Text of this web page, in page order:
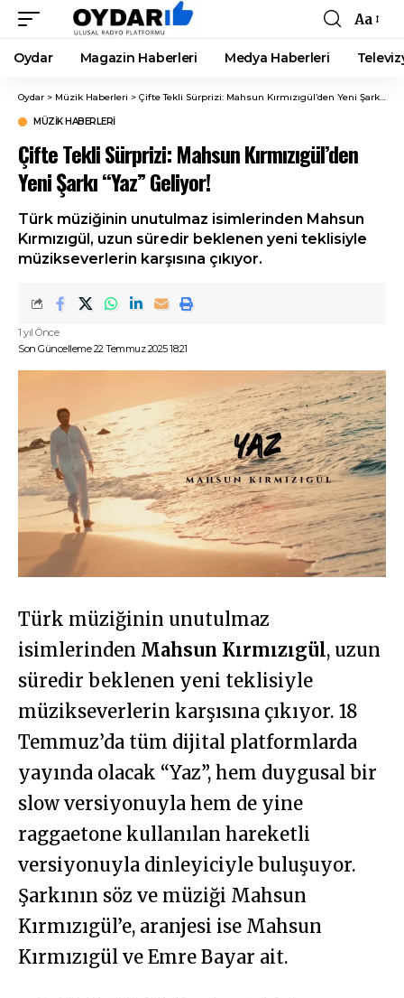
Font
Resizer
Aa
Oydar Magazin Haberleri Medya Haberleri
Oydar > Müzik Haberleri > Çifte Tekli Sürprizi: Mahsun Kırmızıgül’den Yeni Şarkı “Yaz” Geliyor!
MÜZIK HABERLERI
Çifte Tekli Sürprizi: Mahsun Kırmızıgül’den
Yeni Şarkı “Yaz” Geliyor!
Türk müziğinin unutulmaz isimlerinden Mahsun
Kırmızıgül, uzun süredir beklenen yeni teklisiyle
müzikseverlerin karşısına çıkıyor.
Son Güncelleme 22 Temmuz 2025 18:21
1 yıl Önce
Türk müziğinin unutulmaz
isimlerinden Mahsun Kırmızıgül, uzun
süredir beklenen yeni teklisiyle
müzikseverlerin karşısına çıkıyor. 18
Temmuz’da tüm dijital platformlarda
yayında olacak “Yaz”, hem duygusal bir
slow versiyonuyla hem de yine
raggaetone kullanılan hareketli
versiyonuyla dinleyiciyle buluşuyor.
Şarkının söz ve müziği Mahsun
Kırmızıgül’e, aranjesi ise Mahsun
Kırmızıgül ve Emre Bayar ait.